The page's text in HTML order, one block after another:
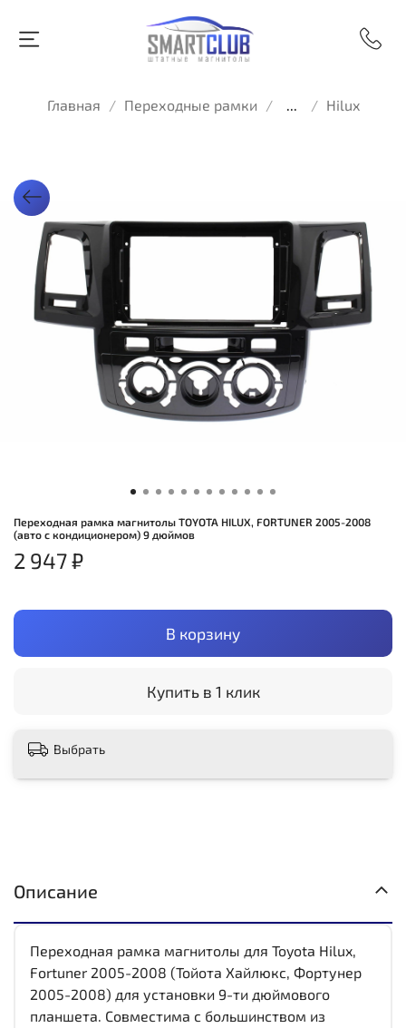
Главная Переходные рамки ... Hilux
Переходная рамка магнитолы TOYOTA HILUX, FORTUNER 2005-2008
(авто с кондиционером) 9 дюймов
2 947 ₽
В корзину
Купить в 1 клик
Выбрать
Описание
Переходная рамка магнитолы для Toyota Hilux,
Fortuner 2005-2008 (Тойота Хайлюкс, Фортунер
2005-2008) для установки 9-ти дюймового
планшета. Совместима с большинством из